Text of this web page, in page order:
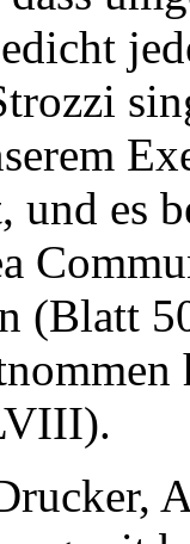
und es
(Blatt